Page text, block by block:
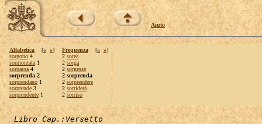
Aiuto
Alfabetica [« »]
sorgono 4
sormontata 1
sorpassa 4
sorprenda 2
sorprendano 1
sorprende 3
sorprendente 1
Frequenza [« »]
2 sorea
2 sorga
2 sorgesse
2 sorprenda
2 sorprendere
2 sorriderà
2 sorriso
Libro Cap.:Versetto